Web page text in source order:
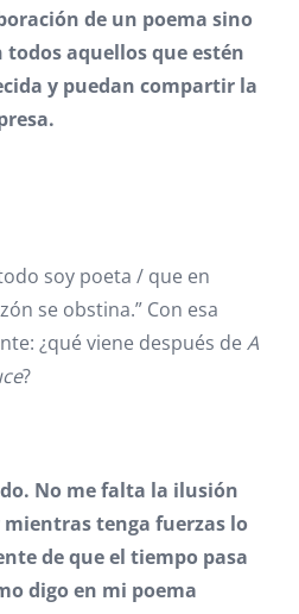
de un poema sino
todos aquellos que estén
y puedan compartir la
soy poeta / que en
se obstina.” Con esa
¿qué viene después de A
?
No me falta la ilusión
tenga fuerzas lo
de que el tiempo pasa
digo en mi poema